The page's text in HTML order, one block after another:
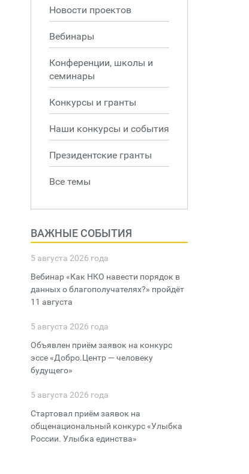
Новости проектов
Вебинары
Конференции, школы и
семинары
Конкурсы и гранты
Наши конкурсы и события
Президентские гранты
Все темы
ВАЖНЫЕ СОБЫТИЯ
5 августа 2026 года
Вебинар «Как НКО навести порядок в
данных о благополучателях?» пройдёт
11 августа
5 августа 2026 года
Объявлен приём заявок на конкурс
эссе «Добро.Центр — человеку
будущего»
5 августа 2026 года
Стартовал приём заявок на
общенациональный конкурс «Улыбка
России. Улыбка единства»